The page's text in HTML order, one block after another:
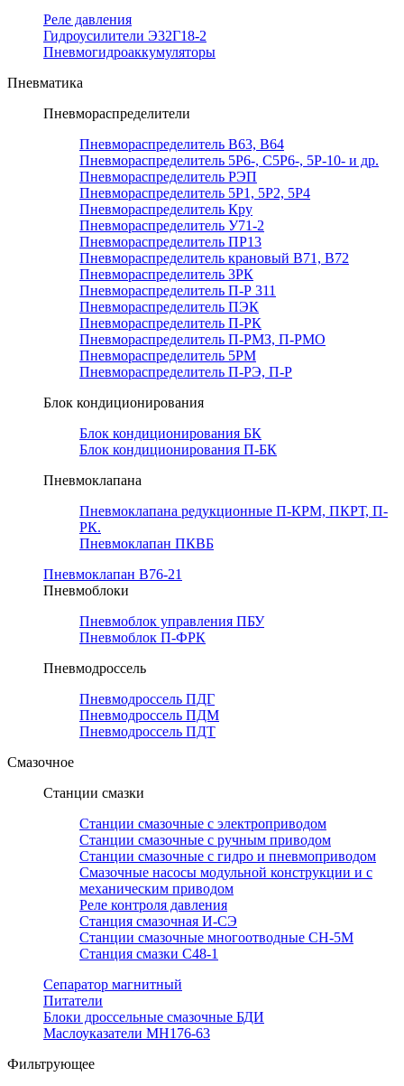
Реле давления
Гидроусилители Э32Г18-2
Пневмогидроаккумуляторы
Пневматика
Пневмораспределители
Пневмораспределитель В63, В64
Пневмораспределитель 5Р6-, С5Р6-, 5Р-10- и др.
Пневмораспределитель РЭП
Пневмораспределитель 5Р1, 5Р2, 5Р4
Пневмораспределитель Кру
Пневмораспределитель У71-2
Пневмораспределитель ПР13
Пневмораспределитель крановый В71, В72
Пневмораспределитель 3РК
Пневмораспределитель П-Р 311
Пневмораспределитель ПЭК
Пневмораспределитель П-РК
Пневмораспределитель П-РМЗ, П-РМО
Пневмораспределитель 5РМ
Пневмораспределитель П-РЭ, П-Р
Блок кондиционирования
Блок кондиционирования БК
Блок кондиционирования П-БК
Пневмоклапана
Пневмоклапана редукционные П-КРМ, ПКРТ, П-
РК.
Пневмоклапан ПКВБ
Пневмоклапан В76-21
Пневмоблоки
Пневмоблок управления ПБУ
Пневмоблок П-ФРК
Пневмодроссель
Пневмодроссель ПДГ
Пневмодроссель ПДМ
Пневмодроссель ПДТ
Смазочное
Станции смазки
Станции смазочные с электроприводом
Станции смазочные с ручным приводом
Станции смазочные с гидро и пневмоприводом
Смазочные насосы модульной конструкции и с
механическим приводом
Реле контроля давления
Станция смазочная И-СЭ
Станции смазочные многоотводные СН-5М
Станция смазки С48-1
Сепаратор магнитный
Питатели
Блоки дроссельные смазочные БДИ
Маслоуказатели МН176-63
Фильтрующее